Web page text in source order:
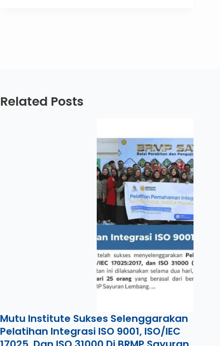
Related Posts
Mutu Institute Sukses Selenggarakan
Pelatihan Integrasi ISO 9001, ISO/IEC